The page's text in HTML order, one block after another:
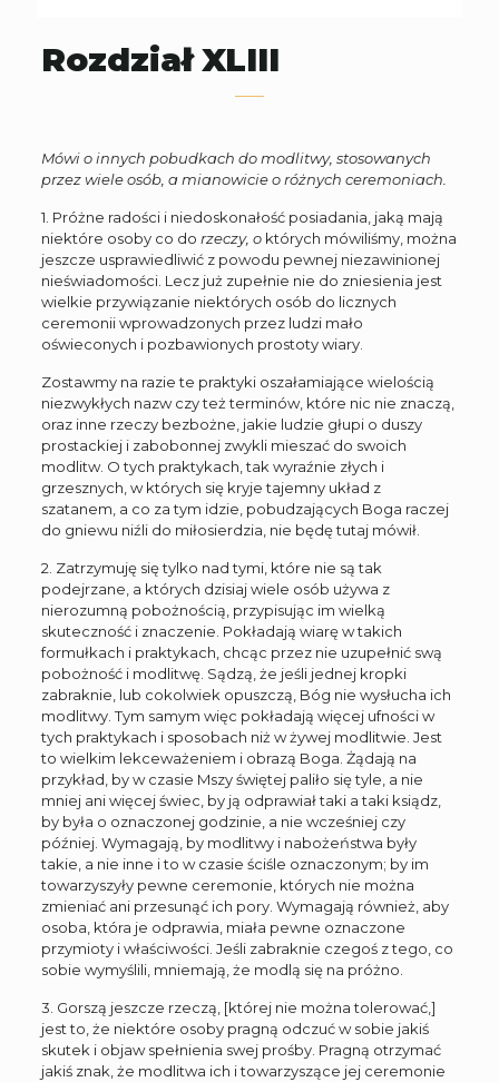
Rozdział XLIII
Mówi o innych pobudkach do modlitwy, stosowanych
przez wiele osób, a mianowicie o różnych ceremoniach.
1. Próżne radości i niedoskonałość posiadania, jaką mają
niektóre osoby co do rzeczy, októrych mówiliśmy, można
jeszcze usprawiedliwić z powodu pewnej niezawinionej
nieświadomości. Lecz już zupełnie nie do zniesienia jest
wielkie przywiązanie niektórych osób do licznych
ceremonii wprowadzonych przez ludzi mało
oświeconych i pozbawionych prostoty wiary.
Zostawmy na razie te praktyki oszałamiające wielością
niezwykłych nazw czy też terminów, które nic nie znaczą,
oraz inne rzeczy bezbożne, jakie ludzie głupi o duszy
prostackiej i zabobonnej zwykli mieszać do swoich
modlitw. O tych praktykach, tak wyraźnie złych i
grzesznych, w których się kryje tajemny układ z
szatanem, a co za tym idzie, pobudzających Boga raczej
do gniewu niźli do miłosierdzia, nie będę tutaj mówił.
2. Zatrzymuję się tylko nad tymi, które nie są tak
podejrzane, a których dzisiaj wiele osób używa z
nierozumną pobożnością, przypisując im wielką
skuteczność i znaczenie. Pokładają wiarę w takich
formułkach i praktykach, chcąc przez nie uzupełnić swą
pobożność i modlitwę. Sądzą, że jeśli jednej kropki
zabraknie, lub cokolwiek opuszczą, Bóg nie wysłucha ich
modlitwy. Tym samym więc pokładają więcej ufności w
tych praktykach i sposobach niż w żywej modlitwie. Jest
to wielkim lekceważeniem i obrazą Boga. Żądają na
przykład, by w czasie Mszy świętej paliło się tyle, a nie
mniej ani więcej świec, by ją odprawiał taki a taki ksiądz,
by była o oznaczonej godzinie, a nie wcześniej czy
później. Wymagają, by modlitwy i nabożeństwa były
takie, a nie inne i to w czasie ściśle oznaczonym; by im
towarzyszyły pewne ceremonie, których nie można
zmieniać ani przesunąć ich pory. Wymagają również, aby
osoba, która je odprawia, miała pewne oznaczone
przymioty i właściwości. Jeśli zabraknie czegoś z tego, co
sobie wymyślili, mniemają, że modlą się na próżno.
3. Gorszą jeszcze rzeczą, [której nie można tolerować,]
jest to, że niektóre osoby pragną odczuć w sobie jakiś
skutek i objaw spełnienia swej prośby. Pragną otrzymać
jakiś znak, że modlitwa ich i towarzyszące jej ceremonie